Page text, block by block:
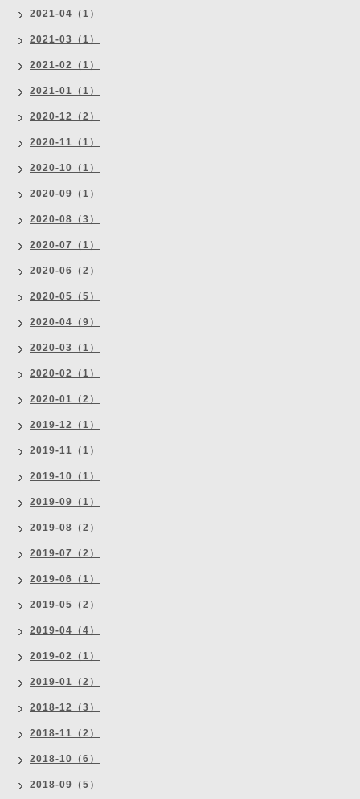
2021-04（1）
2021-03（1）
2021-02（1）
2021-01（1）
2020-12（2）
2020-11（1）
2020-10（1）
2020-09（1）
2020-08（3）
2020-07（1）
2020-06（2）
2020-05（5）
2020-04（9）
2020-03（1）
2020-02（1）
2020-01（2）
2019-12（1）
2019-11（1）
2019-10（1）
2019-09（1）
2019-08（2）
2019-07（2）
2019-06（1）
2019-05（2）
2019-04（4）
2019-02（1）
2019-01（2）
2018-12（3）
2018-11（2）
2018-10（6）
2018-09（5）